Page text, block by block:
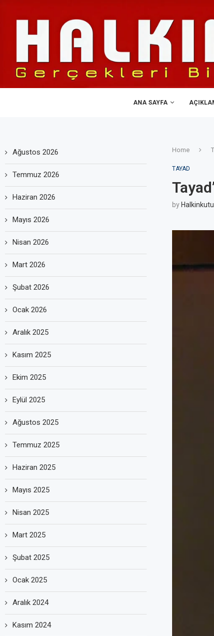
ANA SAYFA
Home
TAYAD
by
Ağustos 2026
Temmuz 2026
Haziran 2026
Mayıs 2026
Nisan 2026
Mart 2026
Şubat 2026
Ocak 2026
Aralık 2025
Kasım 2025
Ekim 2025
Eylül 2025
Ağustos 2025
Temmuz 2025
Haziran 2025
Mayıs 2025
Nisan 2025
Mart 2025
Şubat 2025
Ocak 2025
Aralık 2024
Kasım 2024